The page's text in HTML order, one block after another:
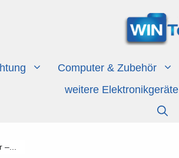
Computer & Zubehör
weitere Elektronikgeräte